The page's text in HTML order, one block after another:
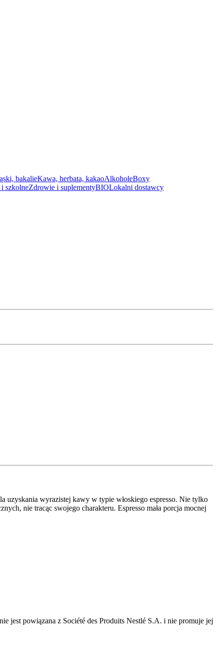
bakalieKawa, herbata, kakaoAlkoholeBoxy
szkolneZdrowie i suplementyBIOLokalni dostawcy
uzyskania wyrazistej kawy w typie włoskiego espresso. Nie tylko
nie tracąc swojego charakteru. Espresso mała porcja mocnej
jest powiązana z Société des Produits Nestlé S.A. i nie promuje jej